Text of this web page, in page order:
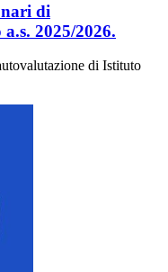
di
2025/2026.
di Istituto